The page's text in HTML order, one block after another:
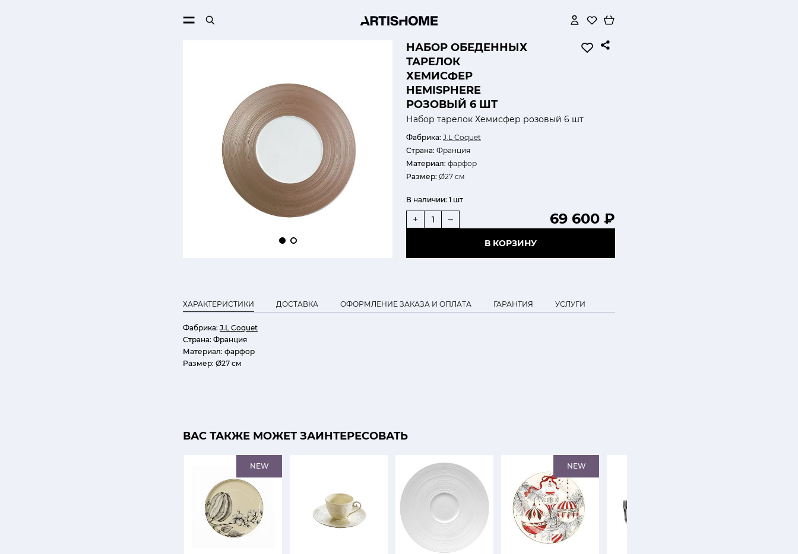
НАБОР ОБЕДЕННЫХ
ТАРЕЛОК
ХЕМИСФЕР
HEMISPHERE
РОЗОВЫЙ 6 ШТ
Набор тарелок Хемисфер розовый 6 шт
Фабрика: J.L Coquet
Страна: Франция
Материал: фарфор
Размер: Ø27 см
В наличии: 1 шт
69 600 ₽
+ –
В КОРЗИНУ
ХАРАКТЕРИСТИКИ ДОСТАВКА ОФОРМЛЕНИЕ ЗАКАЗА И ОПЛАТА ГАРАНТИЯ УСЛУГИ
Фабрика: J.L Coquet
Страна: Франция
Материал: фарфор
Размер: Ø27 см
ВАС ТАКЖЕ МОЖЕТ ЗАИНТЕРЕСОВАТЬ
NEW NEW